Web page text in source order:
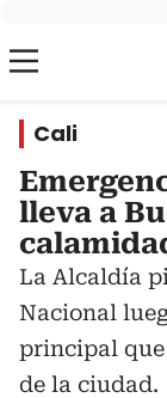
Cali
lleva a
La Alcaldía
Nacional
principal que
de la ciudad.